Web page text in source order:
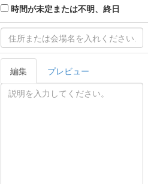
時間が未定または不明、終日
編集 プレビュー